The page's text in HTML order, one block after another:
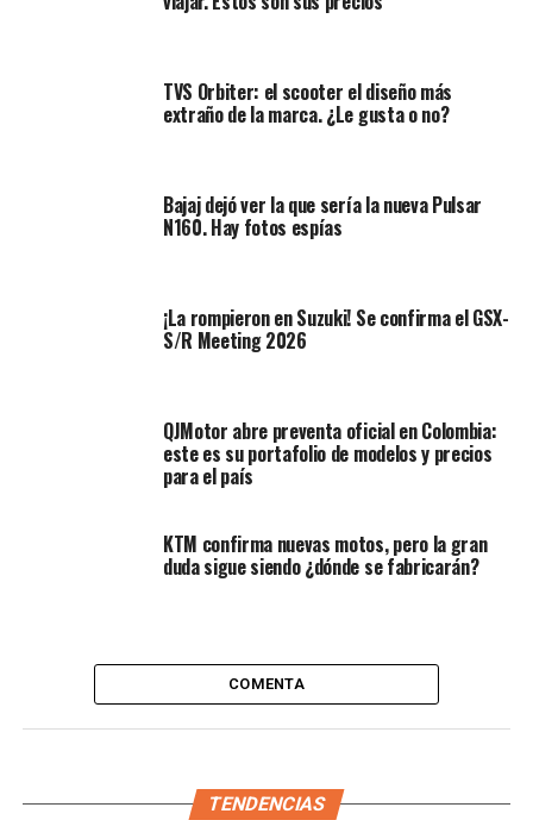
comunitarias, unamulta de $3.480.030y un día hábil de
inmovilización del vehículo.
adicionalmente, tendrá que hacer 30 horas de acciones
comunitarias, unamulta de $6.960.060
tiempo de suspensión de licencia por 5 años,
adicionalmente, tendrá que hacer 40 horas de acciones
tiempo de suspensión de licencia por 10
años, adicionalmente, tendrá que hacer 50 horas de
días hábiles de inmovilización del vehículo.
TVS Orbiter: el scooter el diseño más
extraño de la marca. ¿Le gusta o no?
Bajaj dejó ver la que sería la nueva Pulsar
N160. Hay fotos espías
¡La rompieron en Suzuki! Se confirma el GSX-
S/R Meeting 2026
QJMotor abre preventa oficial en Colombia:
este es su portafolio de modelos y precios
para el país
KTM confirma nuevas motos, pero la gran
duda sigue siendo ¿dónde se fabricarán?
COMENTA
TENDENCIAS